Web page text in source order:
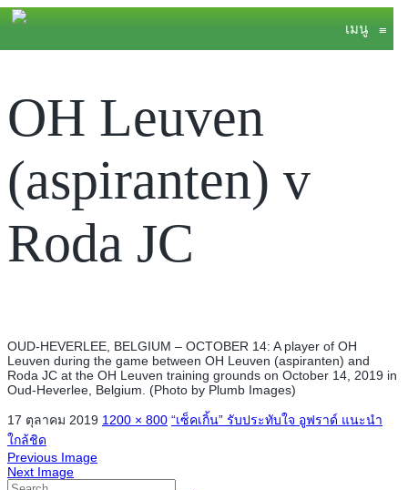
เมนู ≡
OH Leuven
(aspiranten) v
Roda JC
OUD-HEVERLEE, BELGIUM – OCTOBER 14: A player of OH
Leuven during the game between OH Leuven (aspiranten) and
Roda JC at the OH Leuven training grounds on October 14, 2019 in
Oud-Heverlee, Belgium. (Photo by Plumb Images)
17 ตุลาคม 2019 1200 × 800 “เซ็คเกิ้น” รับประทับใจ อูฟราด์ แนะนำ
ใกล้ชิด
Previous Image
Next Image